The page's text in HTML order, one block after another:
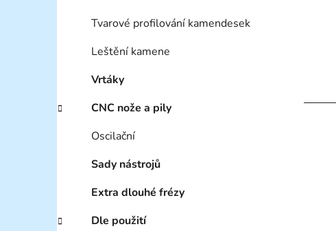
Tvarové profilování kamendesek
Leštění kamene
Vrtáky
CNC nože a pily
Oscilační
Sady nástrojů
Extra dlouhé frézy
Dle použití